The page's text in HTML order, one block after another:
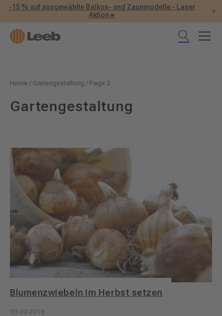
-15 % auf ausgewählte Balkon- und Zaunmodelle - Laser
Aktion☀️
×
Home / Gartengestaltung / Page 2
Gartengestaltung
Blumenzwiebeln im Herbst setzen
03.09.2018